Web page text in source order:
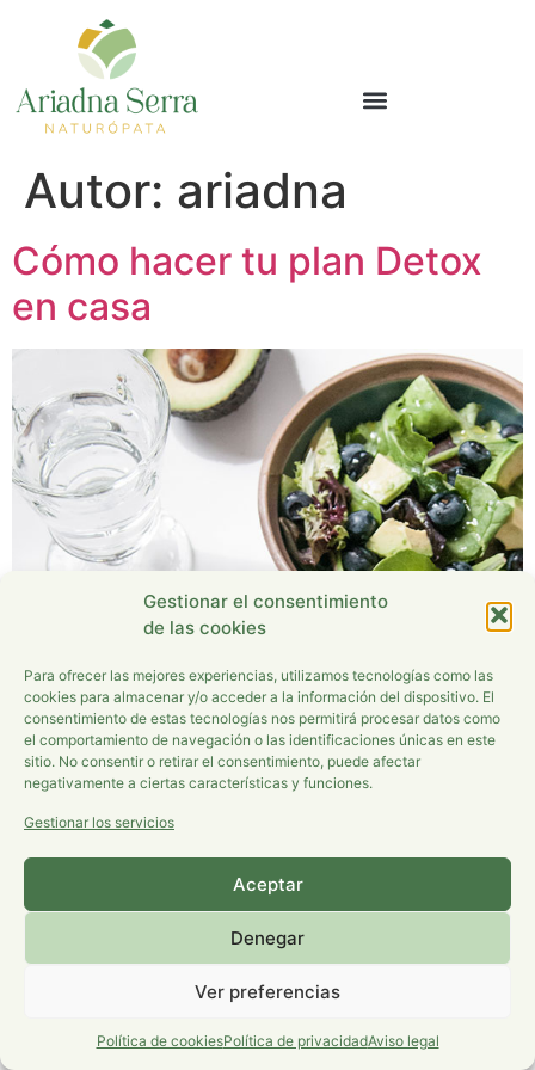
Gestionar el consentimiento
de las cookies
Para ofrecer las mejores experiencias, utilizamos tecnologías como las
cookies para almacenar y/o acceder a la información del dispositivo. El
consentimiento de estas tecnologías nos permitirá procesar datos como
el comportamiento de navegación o las identificaciones únicas en este
sitio. No consentir o retirar el consentimiento, puede afectar
negativamente a ciertas características y funciones.
Gestionar los servicios
Aceptar
Denegar
Ver preferencias
Política de cookiesPolítica de privacidadAviso legal
Autor: ariadna
Cómo hacer tu plan Detox
en casa
DESCUBRE CÓMO CREAR TU PROPIO PLAN DETOX
CASERO Y RECARGAR TU VITALIDAD DESDE CASA En
un mundo lleno de distracciones y ritmo acelerado,
todos anhelamos un momento para recargar y renovar
plan detox en casa puede ser la respuesta para
revitalizar tanto tu cuerpo como tu […]
Política de privacidad